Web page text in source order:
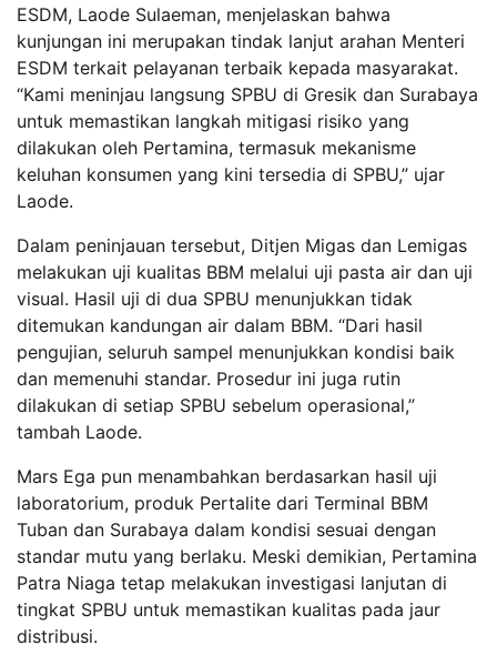
ESDM, Laode Sulaeman, menjelaskan bahwa
kunjungan ini merupakan tindak lanjut arahan Menteri
ESDM terkait pelayanan terbaik kepada masyarakat.
“Kami meninjau langsung SPBU di Gresik dan Surabaya
untuk memastikan langkah mitigasi risiko yang
dilakukan oleh Pertamina, termasuk mekanisme
keluhan konsumen yang kini tersedia di SPBU,” ujar
Laode.
Dalam peninjauan tersebut, Ditjen Migas dan Lemigas
melakukan uji kualitas BBM melalui uji pasta air dan uji
visual. Hasil uji di dua SPBU menunjukkan tidak
ditemukan kandungan air dalam BBM. “Dari hasil
pengujian, seluruh sampel menunjukkan kondisi baik
dan memenuhi standar. Prosedur ini juga rutin
dilakukan di setiap SPBU sebelum operasional,”
tambah Laode.
Mars Ega pun menambahkan berdasarkan hasil uji
laboratorium, produk Pertalite dari Terminal BBM
Tuban dan Surabaya dalam kondisi sesuai dengan
standar mutu yang berlaku. Meski demikian, Pertamina
Patra Niaga tetap melakukan investigasi lanjutan di
tingkat SPBU untuk memastikan kualitas pada jaur
distribusi.